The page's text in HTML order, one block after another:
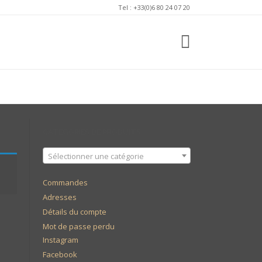
Tel : +33(0)6 80 24 07 20
Sélectionner une catégorie
Commandes
Adresses
Détails du compte
Mot de passe perdu
Instagram
Facebook